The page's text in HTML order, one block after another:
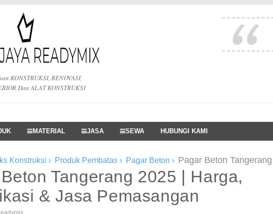
KONSTRUKSI, RENOVASI,
Dan ALAT KONSTRUKSI
MATERIAL JASA SEWA HUBUNGI KAMI
Konstruksi › Produk Pembatas › Pagar Beton › Pagar Beton Tangerang
Tangerang 2025 | Harga,
& Jasa Pemasangan